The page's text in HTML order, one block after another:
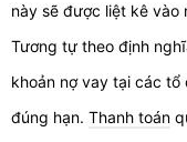
này sẽ được liệt kê vào
Tương tự theo định
khoản nợ vay tại các
đúng hạn. Thanh toán